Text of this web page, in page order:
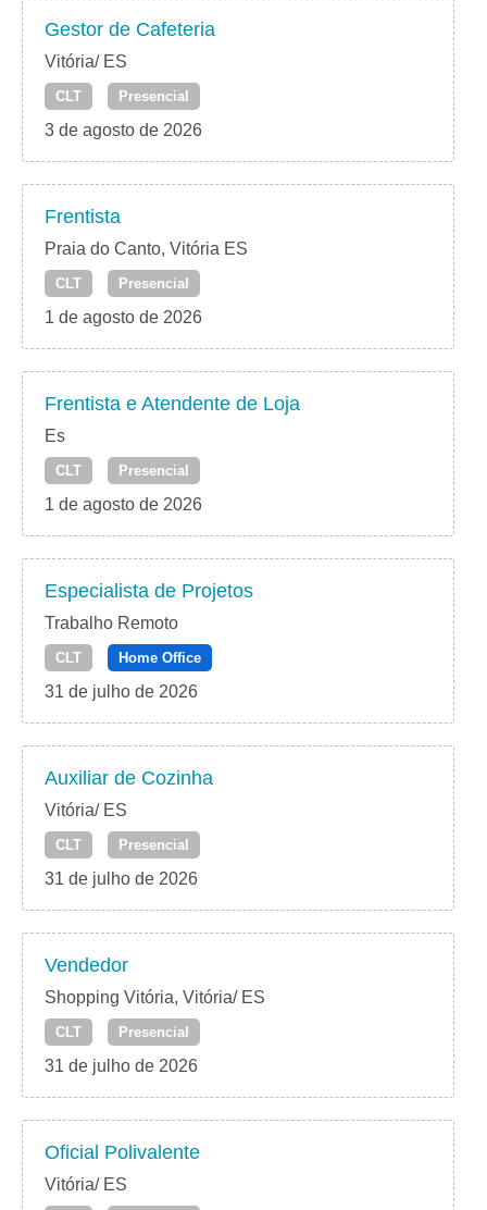
Gestor de Cafeteria
Vitória/ ES
CLT Presencial
3 de agosto de 2026
Frentista
Praia do Canto, Vitória ES
CLT Presencial
1 de agosto de 2026
Frentista e Atendente de Loja
Es
CLT Presencial
1 de agosto de 2026
Especialista de Projetos
Trabalho Remoto
CLT Home Office
31 de julho de 2026
Auxiliar de Cozinha
Vitória/ ES
CLT Presencial
31 de julho de 2026
Vendedor
Shopping Vitória, Vitória/ ES
CLT Presencial
31 de julho de 2026
Oficial Polivalente
Vitória/ ES